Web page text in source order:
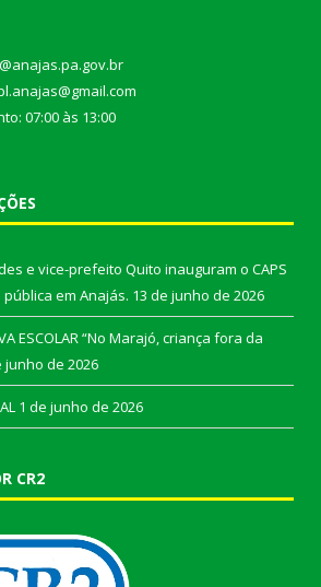
07:00 às 13:00
e vice-prefeito Quito inauguram o CAPS
em Anajás. 13 de junho de 2026
ESCOLAR “No Marajó, criança fora da
junho de 2026
1 de junho de 2026
CR2